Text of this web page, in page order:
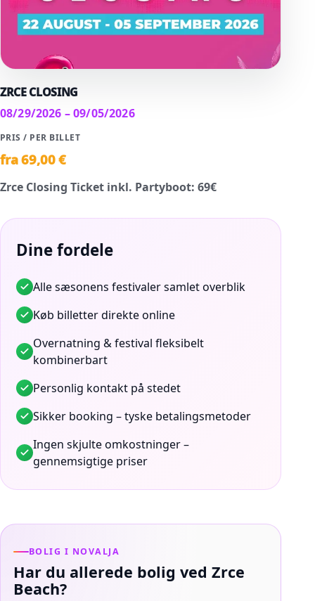
ZRCE CLOSING
08/29/2026 – 09/05/2026
PRIS / PER BILLET
fra69,00 €
Zrce Closing Ticket inkl. Partyboot: 69€
Dine fordele
Alle sæsonens festivaler samlet overblik
Køb billetter direkte online
Overnatning & festival fleksibelt
kombinerbart
Personlig kontakt på stedet
Sikker booking – tyske betalingsmetoder
Ingen skjulte omkostninger –
gennemsigtige priser
BOLIG I NOVALJA
Har du allerede bolig ved Zrce
Beach?